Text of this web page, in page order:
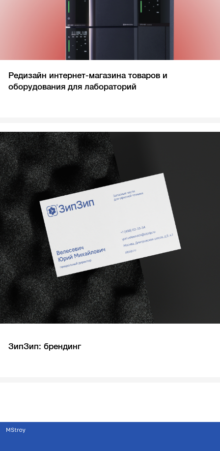
Редизайн интернет-магазина товаров и
оборудования для лабораторий
ЗипЗип: брендинг